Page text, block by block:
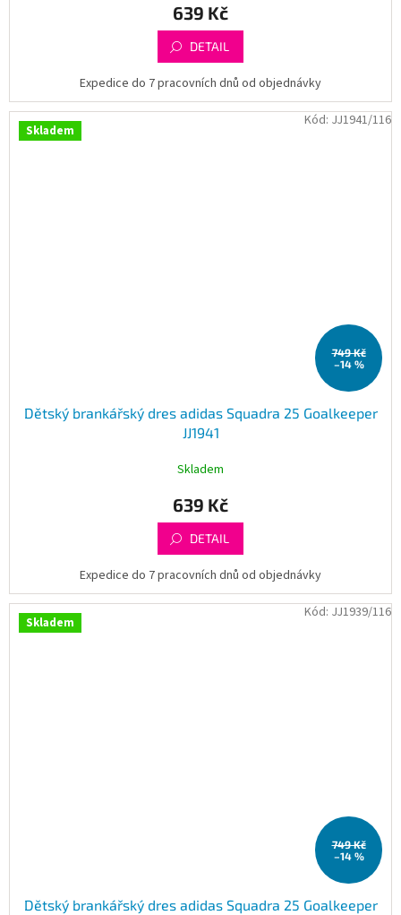
639 Kč
DETAIL
Expedice do 7 pracovních dnů od objednávky
Skladem
749 Kč
–14 %
Dětský brankářský dres adidas Squadra 25 Goalkeeper
JJ1941
Skladem
639 Kč
DETAIL
Expedice do 7 pracovních dnů od objednávky
Kód: JJ1941/116
Skladem
749 Kč
–14 %
Dětský brankářský dres adidas Squadra 25 Goalkeeper
Kód: JJ1939/116